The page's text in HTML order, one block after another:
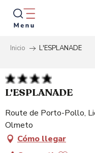
Aller
contenu
principal
Inicio L'ESPLANADE
L'ESPLANADE
Route de Porto-Pollo,
Olmeto
Cómo llegar